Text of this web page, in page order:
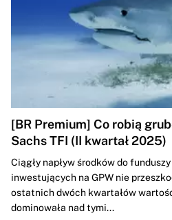
[BR Premium] Co robią
Sachs TFI (II kwartał 2025)
Ciągły napływ środków do
inwestujących na GPW nie
ostatnich dwóch kwartałów
dominowała nad tymi...